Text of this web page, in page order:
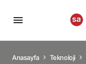
Anasayfa Teknoloji